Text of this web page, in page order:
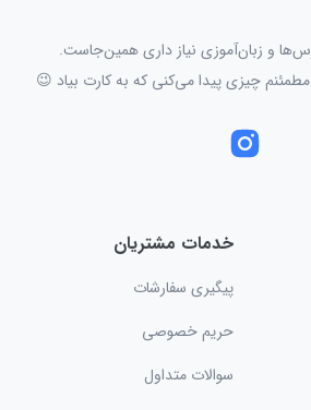
و زبان‌آموزی نیاز داری همین‌جاست.
چیزی پیدا می‌کنی که به کارت بیاد 😉
خدمات مشتریان
پیگیری سفارشات
حریم خصوصی
سوالات متداول